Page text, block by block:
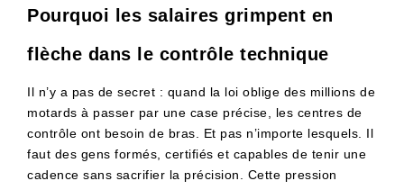
Pourquoi les salaires grimpent en
flèche dans le contrôle technique
Il n’y a pas de secret : quand la loi oblige des millions de
motards à passer par une case précise, les centres de
contrôle ont besoin de bras. Et pas n’importe lesquels. Il
faut des gens formés, certifiés et capables de tenir une
cadence sans sacrifier la précision. Cette pression